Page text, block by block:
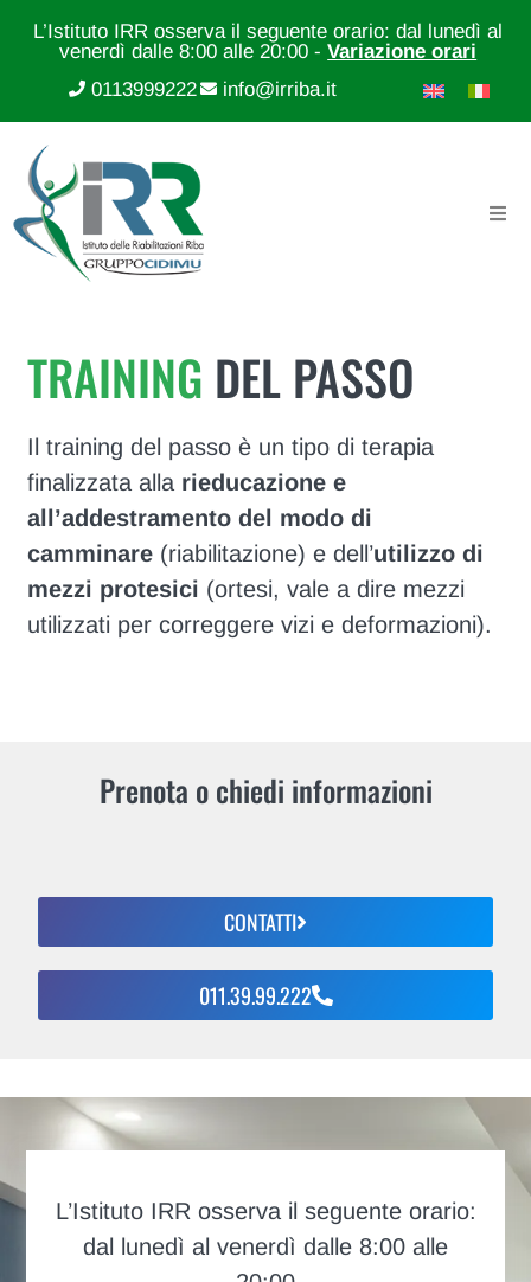
L’Istituto IRR osserva il seguente orario: dal lunedì al
venerdì dalle 8:00 alle 20:00 -Variazione orari
0113999222
info@irriba.it
TRAINING DEL PASSO
Il training del passo è un tipo di terapia
finalizzata alla rieducazione e
all’addestramento del modo di
camminare (riabilitazione) e dell’utilizzo di
mezzi protesici (ortesi, vale a dire mezzi
utilizzati per correggere vizi e deformazioni).
Prenota o chiedi informazioni
CONTATTI
011.39.99.222
L’Istituto IRR osserva il seguente orario:
dal lunedì al venerdì dalle 8:00 alle